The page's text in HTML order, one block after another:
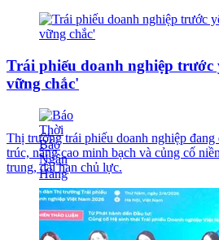
Trái phiếu doanh nghiệp trước
vững chắc'
Thị trường trái phiếu doanh nghiệp
trúc, nâng cao minh bạch và củng cố
trung, dài hạn chủ lực.